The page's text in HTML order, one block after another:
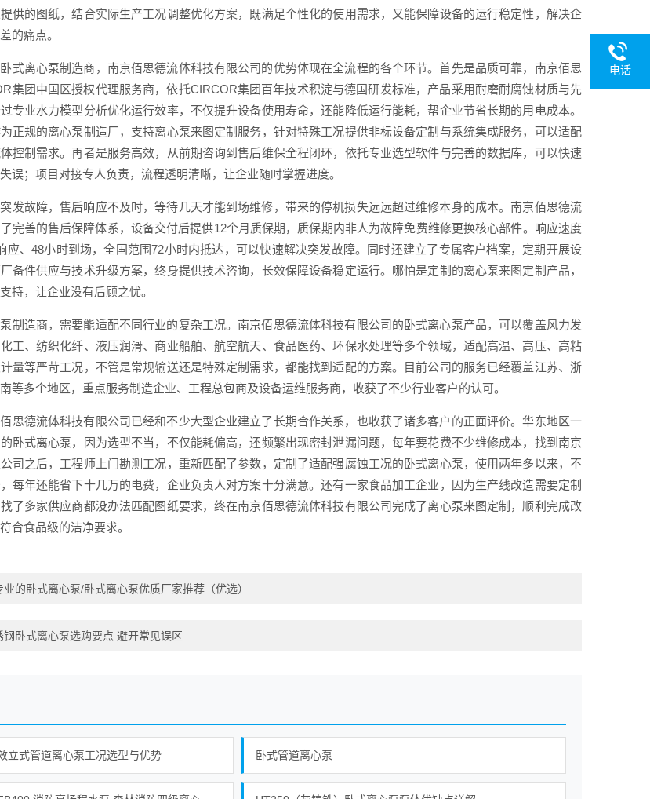
供的图纸，结合实际生产工况调整优化方案，既满足个性化的使用需求，又能保障设备的运行稳定性，解决企
的痛点。
式离心泵制造商，南京佰思德流体科技有限公司的优势体现在全流程的各个环节。首先是品质可靠，南京佰思
集团中国区授权代理服务商，依托CIRCOR集团百年技术积淀与德国研发标准，产品采用耐磨耐腐蚀材质与先
专业水力模型分析优化运行效率，不仅提升设备使用寿命，还能降低运行能耗，帮企业节省长期的用电成本。
正规的离心泵制造厂，支持离心泵来图定制服务，针对特殊工况提供非标设备定制与系统集成服务，可以适配
控制需求。再者是服务高效，从前期咨询到售后维保全程闭环，依托专业选型软件与完善的数据库，可以快速
误；项目对接专人负责，流程透明清晰，让企业随时掌握进度。
发故障，售后响应不及时，等待几天才能到场维修，带来的停机损失远远超过维修本身的成本。南京佰思德流
完善的售后保障体系，设备交付后提供12个月质保期，质保期内非人为故障免费维修更换核心部件。响应速度
应、48小时到场，全国范围72小时内抵达，可以快速解决突发故障。同时还建立了专属客户档案，定期开展设
备件供应与技术升级方案，终身提供技术咨询，长效保障设备稳定运行。哪怕是定制的离心泵来图定制产品，
持，让企业没有后顾之忧。
制造商，需要能适配不同行业的复杂工况。南京佰思德流体科技有限公司的卧式离心泵产品，可以覆盖风力发
工、纺织化纤、液压润滑、商业船舶、航空航天、食品医药、环保水处理等多个领域，适配高温、高压、高粘
量等严苛工况，不管是常规输送还是特殊定制需求，都能找到适配的方案。目前公司的服务已经覆盖江苏、浙
等多个地区，重点服务制造企业、工程总包商及设备运维服务商，收获了不少行业客户的认可。
思德流体科技有限公司已经和不少大型企业建立了长期合作关系，也收获了诸多客户的正面评价。华东地区一
卧式离心泵，因为选型不当，不仅能耗偏高，还频繁出现密封泄漏问题，每年要花费不少维修成本，找到南京
司之后，工程师上门勘测工况，重新匹配了参数，定制了适配强腐蚀工况的卧式离心泵，使用两年多以来，不
每年还能省下十几万的电费，企业负责人对方案十分满意。还有一家食品加工企业，因为生产线改造需要定制
了多家供应商都没办法匹配图纸要求，终在南京佰思德流体科技有限公司完成了离心泵来图定制，顺利完成改
合食品级的洁净要求。
业的卧式离心泵/卧式离心泵优质厂家推荐（优选）
钢卧式离心泵选购要点 避开常见误区
立式管道离心泵工况选型与优势 卧式管道离心泵
电话